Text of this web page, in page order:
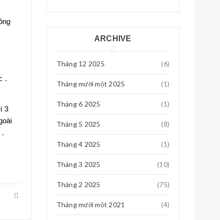
.
3
.
Th7 29, 2018
ARCHIVE
Tháng 12 2025 (6)
Tháng mười một 2025 (1)
Tháng 6 2025 (1)
Tháng 5 2025 (8)
Tháng 4 2025 (1)
Tháng 3 2025 (10)
Tháng 2 2025 (75)
Tháng mười một 2021 (4)